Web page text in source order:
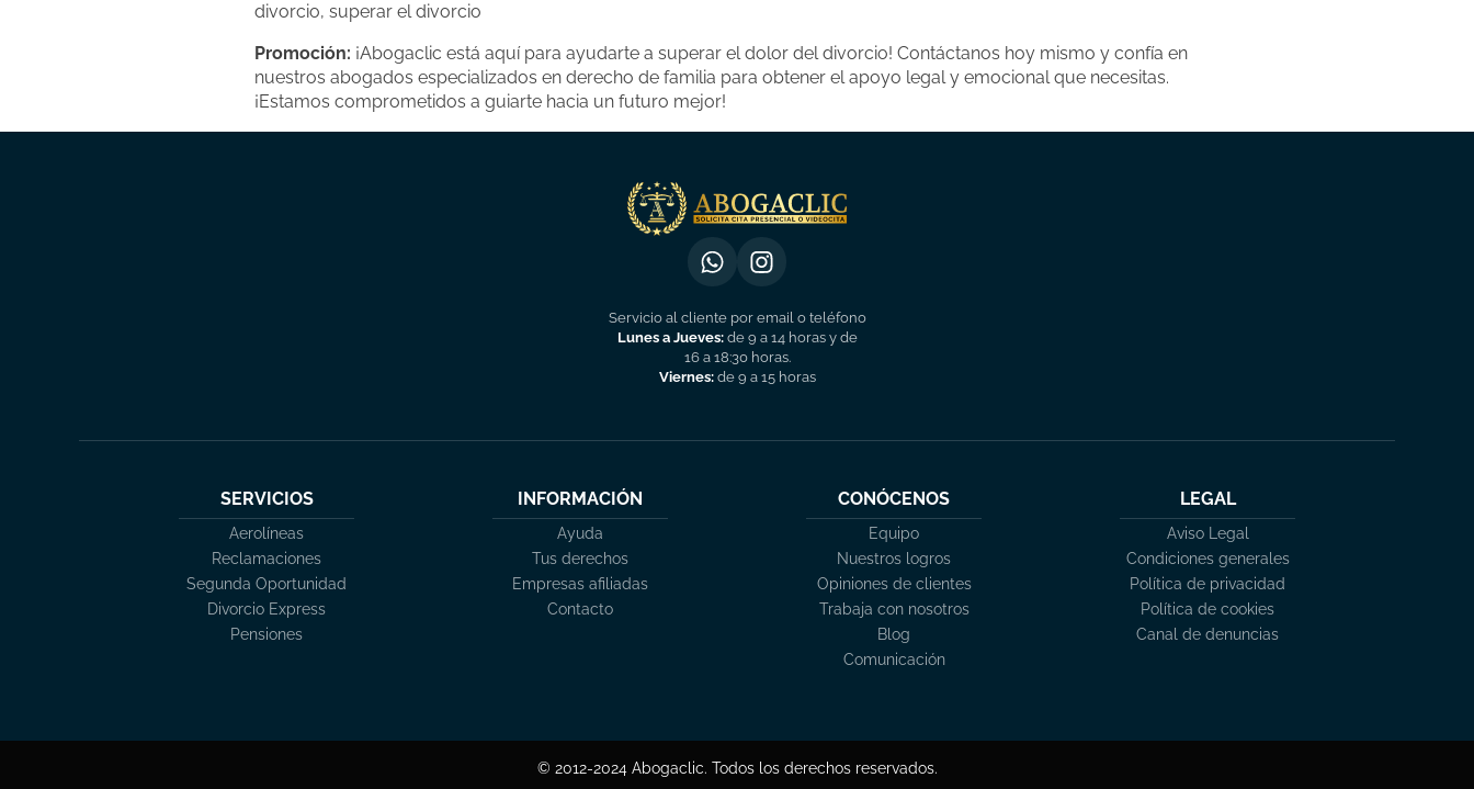
divorcio, superar el divorcio
Promoción: ¡Abogaclic está aquí para ayudarte a superar el dolor del divorcio! Contáctanos hoy mismo y confía en
nuestros abogados especializados en derecho de familia para obtener el apoyo legal y emocional que necesitas.
¡Estamos comprometidos a guiarte hacia un futuro mejor!
Servicio al cliente por email o teléfono
Lunes a Jueves:de 9 a 14 horas y de
16 a 18:30 horas.
Viernes:de 9 a 15 horas
SERVICIOS
Aerolíneas
Reclamaciones
Segunda Oportunidad
Divorcio Express
Pensiones
INFORMACIÓN
Ayuda
Tus derechos
Empresas afiliadas
Contacto
CONÓCENOS
Equipo
Nuestros logros
Opiniones de clientes
Trabaja con nosotros
Blog
Comunicación
LEGAL
Aviso Legal
Condiciones generales
Política de privacidad
Política de cookies
Canal de denuncias
© 2012-2024 Abogaclic. Todos los derechos reservados.